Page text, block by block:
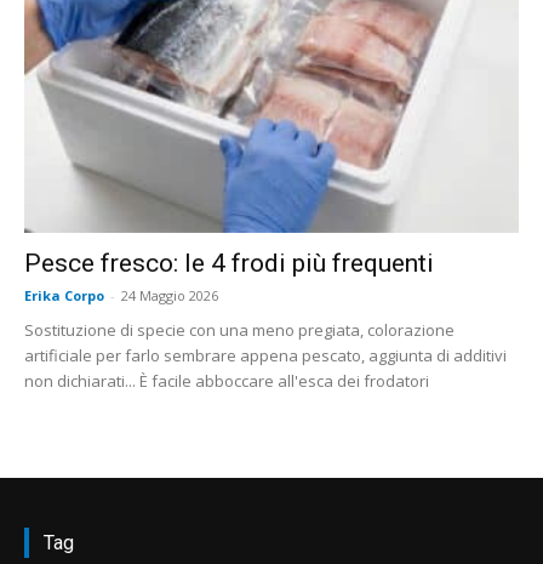
Pesce fresco: le 4 frodi più frequenti
Erika Corpo - 24 Maggio 2026
Sostituzione di specie con una meno pregiata, colorazione
artificiale per farlo sembrare appena pescato, aggiunta di additivi
non dichiarati... È facile abboccare all'esca dei frodatori
Tag